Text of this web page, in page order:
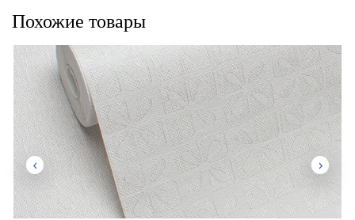
Похожие товары